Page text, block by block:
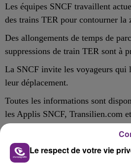
Les équipes SNCF travaillent
des trains TER pour contourner la
Des allongements de temps de
suppressions de train TER sont à
La SNCF invite les voyageurs qui
leur déplacement.
Toutes les informations sont
les Applis SNCF, Transilien.com
Est.
Le respect de votre vie